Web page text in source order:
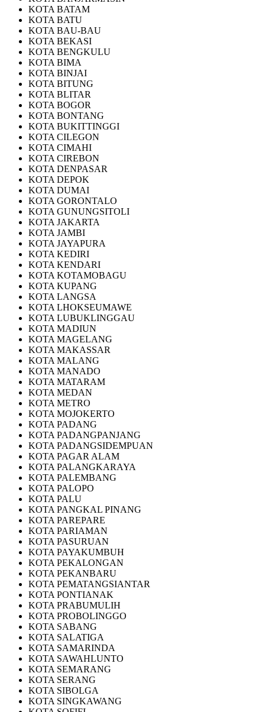
KOTA BATAM
KOTA BATU
KOTA BAU-BAU
KOTA BEKASI
KOTA BENGKULU
KOTA BIMA
KOTA BINJAI
KOTA BITUNG
KOTA BLITAR
KOTA BOGOR
KOTA BONTANG
KOTA BUKITTINGGI
KOTA CILEGON
KOTA CIMAHI
KOTA CIREBON
KOTA DENPASAR
KOTA DEPOK
KOTA DUMAI
KOTA GORONTALO
KOTA GUNUNGSITOLI
KOTA JAKARTA
KOTA JAMBI
KOTA JAYAPURA
KOTA KEDIRI
KOTA KENDARI
KOTA KOTAMOBAGU
KOTA KUPANG
KOTA LANGSA
KOTA LHOKSEUMAWE
KOTA LUBUKLINGGAU
KOTA MADIUN
KOTA MAGELANG
KOTA MAKASSAR
KOTA MALANG
KOTA MANADO
KOTA MATARAM
KOTA MEDAN
KOTA METRO
KOTA MOJOKERTO
KOTA PADANG
KOTA PADANGPANJANG
KOTA PADANGSIDEMPUAN
KOTA PAGAR ALAM
KOTA PALANGKARAYA
KOTA PALEMBANG
KOTA PALOPO
KOTA PALU
KOTA PANGKAL PINANG
KOTA PAREPARE
KOTA PARIAMAN
KOTA PASURUAN
KOTA PAYAKUMBUH
KOTA PEKALONGAN
KOTA PEKANBARU
KOTA PEMATANGSIANTAR
KOTA PONTIANAK
KOTA PRABUMULIH
KOTA PROBOLINGGO
KOTA SABANG
KOTA SALATIGA
KOTA SAMARINDA
KOTA SAWAHLUNTO
KOTA SEMARANG
KOTA SERANG
KOTA SIBOLGA
KOTA SINGKAWANG